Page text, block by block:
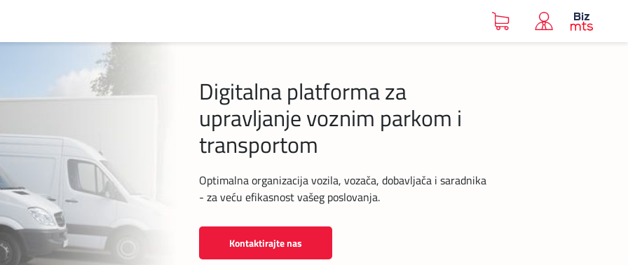
Digitalna platforma za
upravljanje voznim parkom i
transportom
Optimalna organizacija vozila, vozača, dobavljača i saradnika
- za veću efikasnost vašeg poslovanja.
Kontaktirajte nas